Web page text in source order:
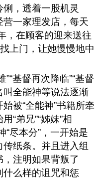
，透着一股机灵
一家理发店，每天
，在顾客的迎来送往
上门，让她慢慢地中
基督再次降临”“基督
全能神等说法逐渐
被“全能神”书籍所牵
“弟兄”“姊妹”相
“尽本分”，一开始是
纸条。并且进入组
注明如果背叛了
么样的诅咒和惩